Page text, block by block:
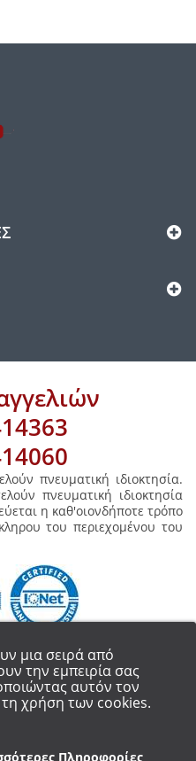
μια σειρά από
την εμπειρία σας
αυτόν τον
χρήση των cookies.
Πληροφορίες
πνευματική ιδιοκτησία.
πνευματική ιδιοκτησία
η καθ'οιονδήποτε τρόπο
του περιεχομένου του
PROMED ΟΡΘΟΠΕΔΙΚΑ ΕΙΔΗ